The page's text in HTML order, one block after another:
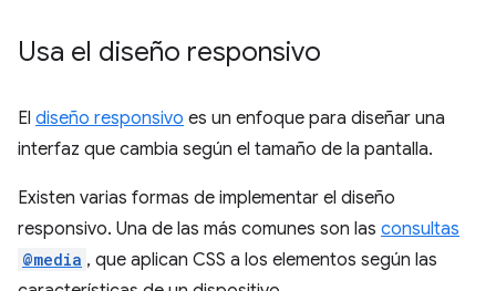
Usa el diseño responsivo
El diseño responsivo es un enfoque para diseñar una
interfaz que cambia según el tamaño de la pantalla.
Existen varias formas de implementar el diseño
responsivo. Una de las más comunes son las consultas
@media , que aplican CSS a los elementos según las